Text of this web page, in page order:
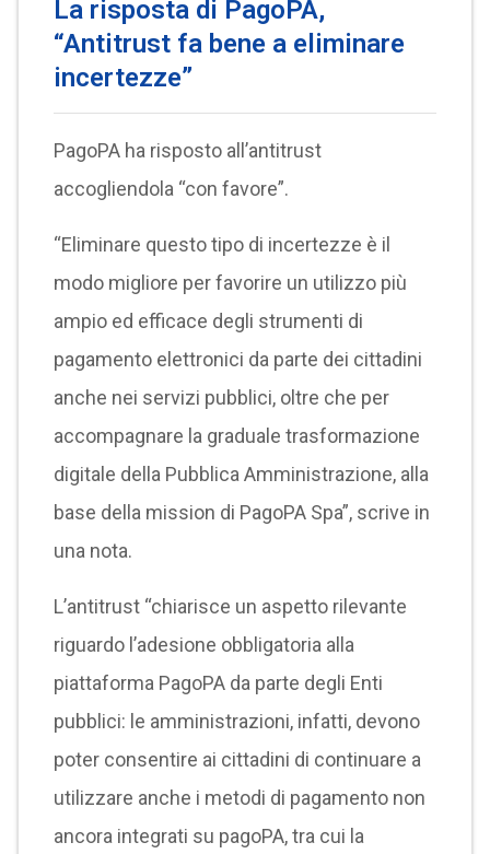
La risposta di PagoPA,
“Antitrust fa bene a eliminare
incertezze”
PagoPA ha risposto all’antitrust
accogliendola “con favore”.
“Eliminare questo tipo di incertezze è il
modo migliore per favorire un utilizzo più
ampio ed efficace degli strumenti di
pagamento elettronici da parte dei cittadini
anche nei servizi pubblici, oltre che per
accompagnare la graduale trasformazione
digitale della Pubblica Amministrazione, alla
base della mission di PagoPA Spa”, scrive in
una nota.
L’antitrust “chiarisce un aspetto rilevante
riguardo l’adesione obbligatoria alla
piattaforma PagoPA da parte degli Enti
pubblici: le amministrazioni, infatti, devono
poter consentire ai cittadini di continuare a
utilizzare anche i metodi di pagamento non
ancora integrati su pagoPA, tra cui la